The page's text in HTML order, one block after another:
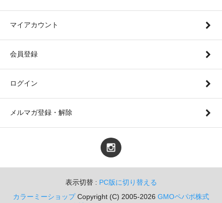
マイアカウント
会員登録
ログイン
メルマガ登録・解除
表示切替 : PC版に切り替える
カラーミーショップCopyright (C) 2005-2026 GMOペパボ株式